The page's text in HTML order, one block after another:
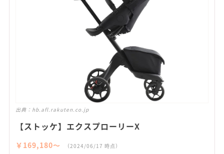
出典： hb.afl.rakuten.co.jp
【ストッケ】エクスプローリーX
￥169,180〜 （2024/06/17 時点）